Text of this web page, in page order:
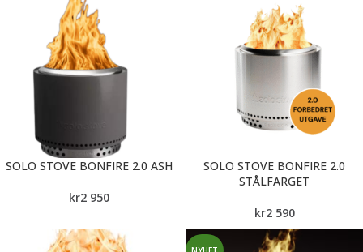
SOLO STOVE BONFIRE 2.0 ASH
kr2 950
SOLO STOVE BONFIRE 2.0
STÅLFARGET
kr2 590